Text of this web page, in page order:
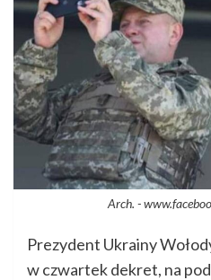
Arch. -
Prezydent Ukrainy
w czwartek dekret, na